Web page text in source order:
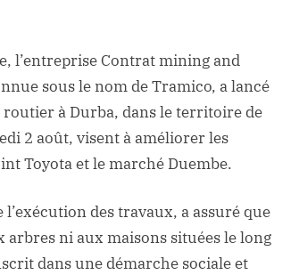
l’entreprise Contrat mining and
sous le nom de Tramico, a lancé
à Durba, dans le territoire de
2 août, visent à améliorer les
Toyota et le marché Duembe.
des travaux, a assuré que
ni aux maisons situées le long
dans une démarche sociale et